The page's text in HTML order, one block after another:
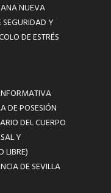
NUEVA
SEGURIDAD Y
DE ESTRÉS
DE POSESIÓN
DEL CUERPO
Y
LIBRE)
DE SEVILLA